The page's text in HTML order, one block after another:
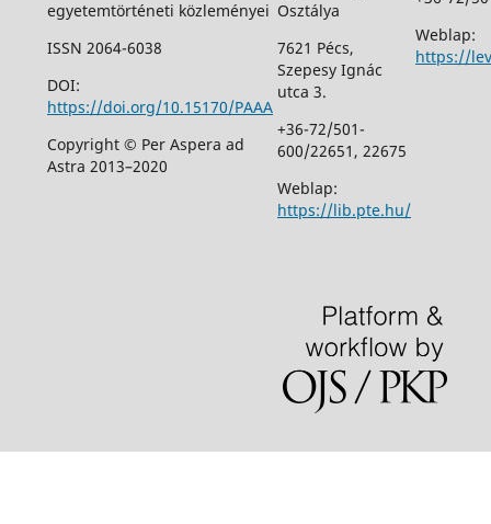
egyetemtörténeti közleményei
ISSN 2064-6038
DOI:
https://doi.org/10.15170/PAAA
Copyright © Per Aspera ad
Astra 2013–2020
Osztálya
7621 Pécs,
Szepesy Ignác
utca 3.
+36-72/501-
600/22651, 22675
Weblap:
https://lib.pte.hu/
Weblap:
https://